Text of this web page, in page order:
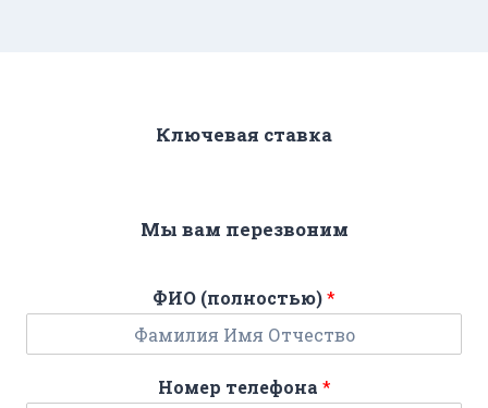
Ключевая ставка
Мы вам перезвоним
ФИО (полностью)*
Номер телефона *